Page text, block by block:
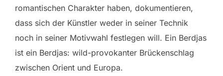
romantischen Charakter haben, dokumentieren,
dass sich der Künstler weder in seiner Technik
noch in seiner Motivwahl festlegen will. Ein Berdjas
ist ein Berdjas: wild-provokanter Brückenschlag
zwischen Orient und Europa.